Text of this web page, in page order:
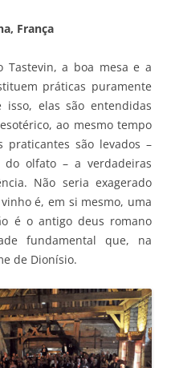
França
Tastevin, a boa mesa e a
práticas puramente
isso, elas são entendidas
ao mesmo tempo
são levados –
olfato – a verdadeiras
Não seria exagerado
é, em si mesmo, uma
é o antigo deus romano
fundamental que, na
de Dionísio.